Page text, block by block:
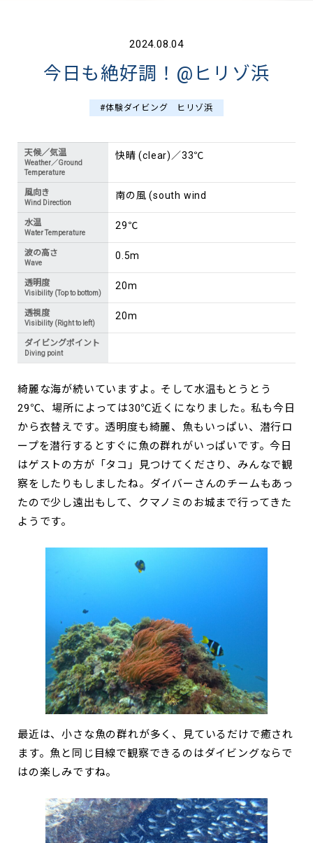
2024.08.04
今日も絶好調！@ヒリゾ浜
#体験ダイビング ヒリゾ浜
天候／気温
Weather／Ground
Temperature
快晴 (clear)／33℃
風向き
Wind Direction
南の風 (south wind
水温
Water Temperature
29℃
波の高さ
Wave
0.5m
透明度
Visibility (Top to bottom)
20m
透視度
Visibility (Right to left)
20m
ダイビングポイント
Diving point
綺麗な海が続いていますよ。そして水温もとうとう
29℃、場所によっては30℃近くになりました。私も今日
から衣替えです。透明度も綺麗、魚もいっぱい、潜行ロ
ープを潜行するとすぐに魚の群れがいっぱいです。今日
はゲストの方が「タコ」見つけてくださり、みんなで観
察をしたりもしましたね。ダイバーさんのチームもあっ
たので少し遠出もして、クマノミのお城まで行ってきた
ようです。
最近は、小さな魚の群れが多く、見ているだけで癒され
ます。魚と同じ目線で観察できるのはダイビングならで
はの楽しみですね。